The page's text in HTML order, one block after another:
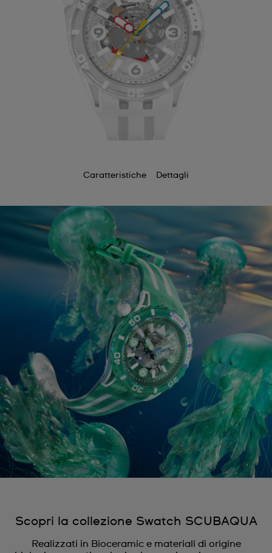
Caratteristiche Dettagli
Scopri la collezione Swatch SCUBAQUA
Realizzati in Bioceramic e materiali di origine